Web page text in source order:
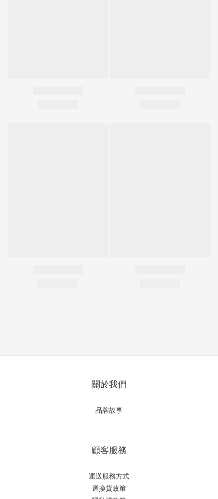
關於我們
品牌故事
顧客服務
運送服務方式
退換貨政策